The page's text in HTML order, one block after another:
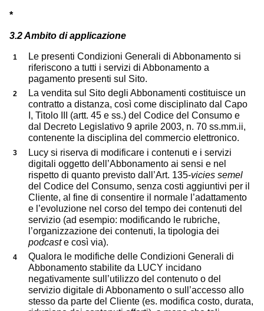
*
3.2 Ambito di applicazione
Le presenti Condizioni Generali di Abbonamento si
riferiscono a tutti i servizi di Abbonamento a
pagamento presenti sul Sito.
La vendita sul Sito degli Abbonamenti costituisce un
contratto a distanza, così come disciplinato dal Capo
I, Titolo III (artt. 45 e ss.) del Codice del Consumo e
dal Decreto Legislativo 9 aprile 2003, n. 70 ss.mm.ii,
contenente la disciplina del commercio elettronico.
Lucy si riserva di modificare i contenuti e i servizi
digitali oggetto dell’Abbonamento ai sensi e nel
rispetto di quanto previsto dall’Art. 135-vicies semel
del Codice del Consumo, senza costi aggiuntivi per il
Cliente, al fine di consentire il normale l’adattamento
e l’evoluzione nel corso del tempo dei contenuti del
servizio (ad esempio: modificando le rubriche,
l’organizzazione dei contenuti, la tipologia dei
podcaste così via).
Qualora le modifiche delle Condizioni Generali di
Abbonamento stabilite da LUCY incidano
negativamente sull’utilizzo del contenuto o del
servizio digitale di Abbonamento o sull’accesso allo
stesso da parte del Cliente (es. modifica costo, durata,